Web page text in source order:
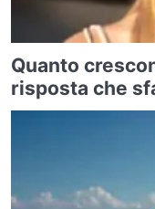
Quanto
risposta che